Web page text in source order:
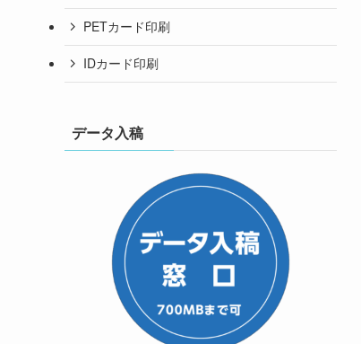
PETカード印刷
IDカード印刷
データ入稿